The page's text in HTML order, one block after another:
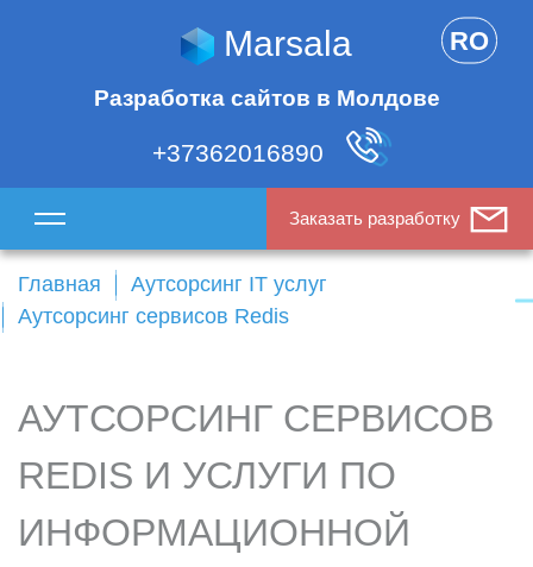
Marsala
Разработка сайтов в Молдове
+37362016890
RO
Заказать разработку
Главная
Аутсорсинг IT услуг
Аутсорсинг сервисов Redis
АУТСОРСИНГ СЕРВИСОВ
REDIS И УСЛУГИ ПО
ИНФОРМАЦИОННОЙ